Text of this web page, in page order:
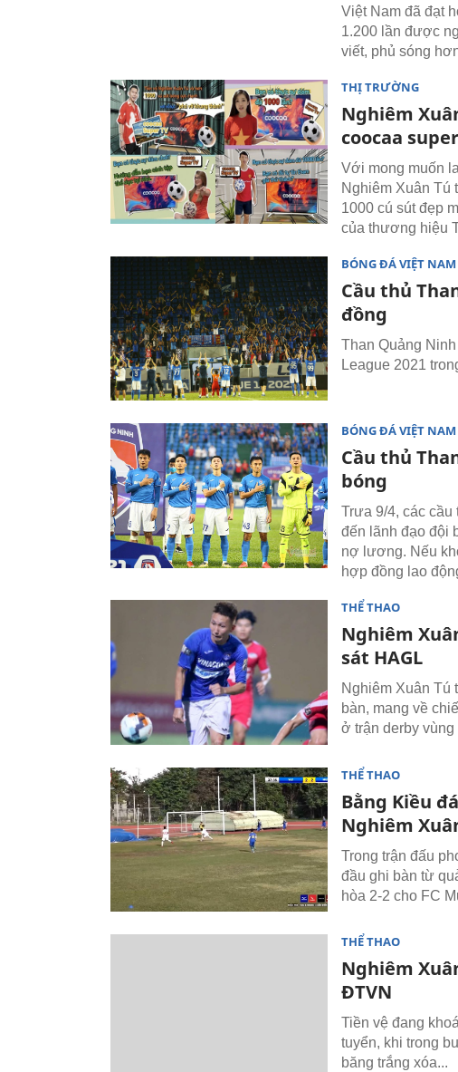
Việt Nam đã đạt
1.200 lần được
viết, phủ sóng
THỊ TRƯỜNG
Nghiêm
coocaa
Với mong muốn
Nghiêm Xuân Tú
1000 cú sút đẹp
của thương hiệu
BÓNG ĐÁ VIỆT NAM
Cầu thủ
đồng
Than Quảng
League 2021
BÓNG ĐÁ VIỆT NAM
Cầu thủ
bóng
Trưa 9/4, các
đến lãnh đạo đội
nợ lương. Nếu
hợp đồng lao
THỂ THAO
Nghiêm
sát HAGL
Nghiêm Xuân Tú
bàn, mang về
ở trận derby
THỂ THAO
Bằng Kiều
Nghiêm
Trong trận đấu
đầu ghi bàn từ
hòa 2-2 cho FC
THỂ THAO
Nghiêm
ĐTVN
Tiền vệ đang
tuyển, khi trong
băng trắng xóa...